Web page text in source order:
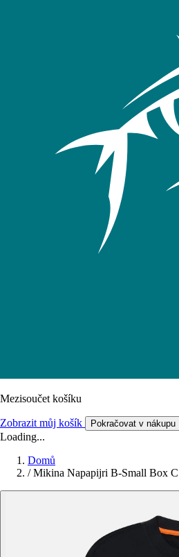
Mezisoučet košíku
Zobrazit můj košík Pokračovat v nákupu
Loading...
Domů
/ Mikina Napapijri B-Small Box C